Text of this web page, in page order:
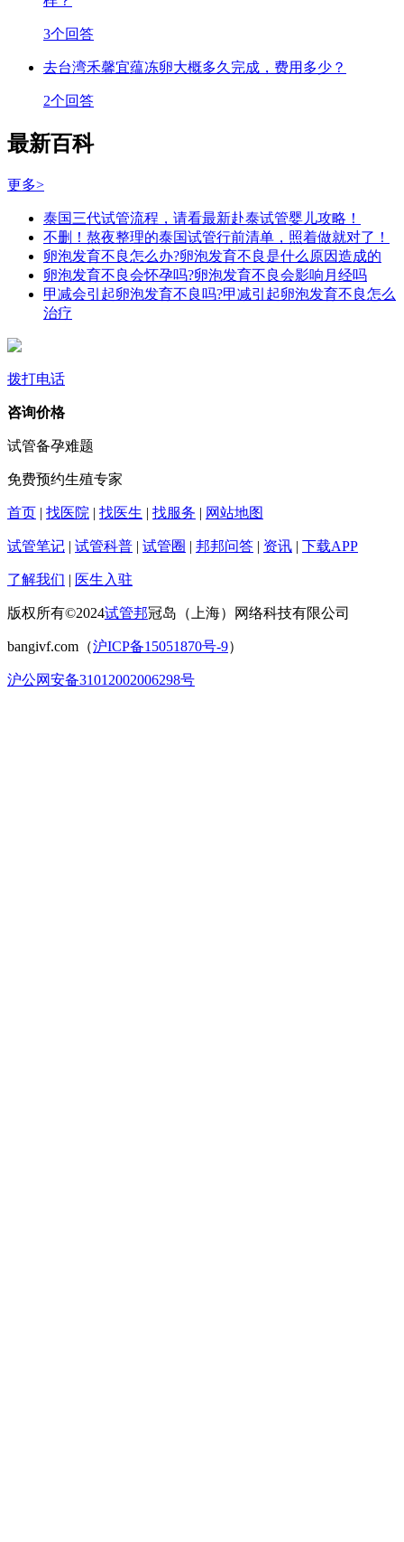
3个回答
去台湾禾馨宜蕴冻卵大概多久完成，费用多少？
2个回答
最新百科
更多>
泰国三代试管流程，请看最新赴泰试管婴儿攻略！
不删！熬夜整理的泰国试管行前清单，照着做就对了！
卵泡发育不良怎么办?卵泡发育不良是什么原因造成的
卵泡发育不良会怀孕吗?卵泡发育不良会影响月经吗
甲减会引起卵泡发育不良吗?甲减引起卵泡发育不良怎么
治疗
拨打电话
咨询价格
试管备孕难题
免费预约生殖专家
首页 | 找医院 | 找医生 | 找服务 | 网站地图
试管笔记 | 试管科普 | 试管圈 | 邦邦问答 | 资讯 | 下载APP
了解我们 | 医生入驻
版权所有©2024试管邦冠岛（上海）网络科技有限公司
bangivf.com（沪ICP备15051870号-9）
沪公网安备31012002006298号